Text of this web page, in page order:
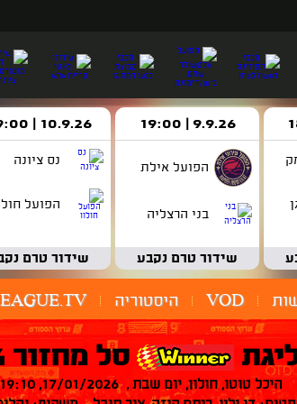
9.9.26 | 19:00
הפועל אילת
בני הרצליה
שידור טרם נקבע
10.9.26 | 19:00
נס ציונה
הפועל
שידור טרם
VOD היסטוריה
סל מחזור 14
היכל טוטו, חולון, יום שבת , 17/01/2026, 19:10